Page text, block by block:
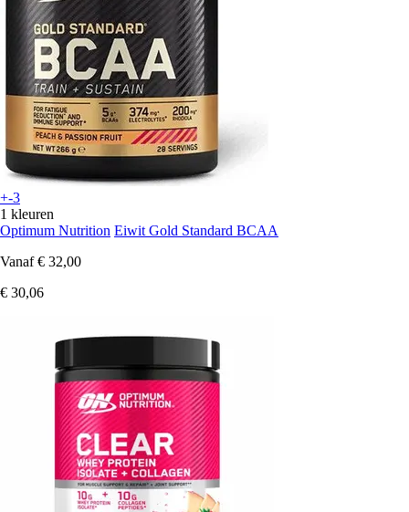
+-3
1 kleuren
Optimum Nutrition Eiwit Gold Standard BCAA
Vanaf € 32,00
€ 30,06